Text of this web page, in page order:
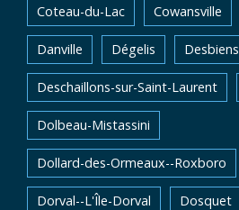
Coteau-du-Lac Cowansville
Danville Dégelis Desbiens
Deschaillons-sur-Saint-Laurent
Dolbeau-Mistassini
Dollard-des-Ormeaux--Roxboro
Dorval--L'Île-Dorval Dosquet